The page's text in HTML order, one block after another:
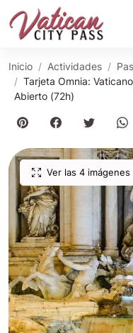
Inicio Actividades
Tarjeta Omnia:
Abierto (72h)
Ver las 4 imágenes